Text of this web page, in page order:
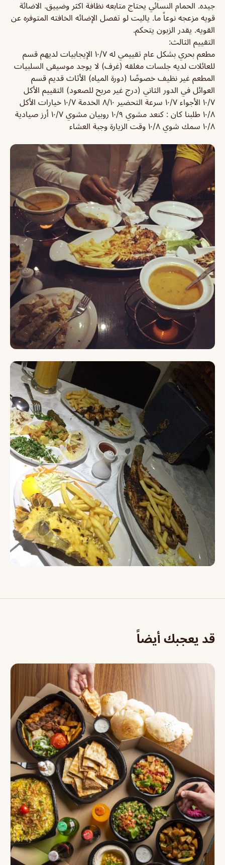
جيده. الحمام النسائي يحتاج متابعه نظافة اكثر وضييق. الاضائة
قويه مزعجه نوعاً ما. ياليت لو تفصل الإضائه الخافته المتوفره عن
القويه. يقدر الزبون يتحكم.
التقييم الثالث:
مطعم بحري بشكل عام تقييمي له ١٠/٧ الإيجابيات لديهم قسم
للعائلات لديه جلسات مغلقه (غرف) لا يوجد موسيقى السلبيات
المطعم غير نظيف خصوصًا (دورة المياه) الأثاث قديم قسم
العوائل في الدور الثاني (درج غير مريح للصعود) التقييم الأكل
١٠/٧ الأجواء ١٠/٧ سرعة التحضير ٨/١٠ الخدمة ١٠/٧ خيارات الأكل
١٠/٨ طلبنا كان : كنعد مشوي ١٠/٩ روبيان مشوي ١٠/٧ أرز صيادية
١٠/٨ سمك شوي ١٠/٨ وقت الزيارة وجبة العشاء
قد يعجبك أيضاً